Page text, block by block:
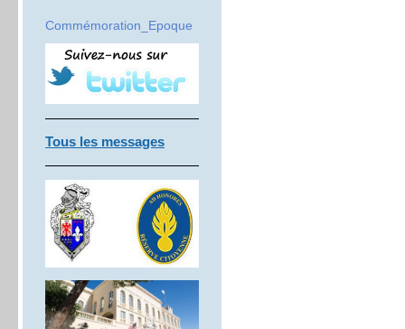
Commémoration_Epoque
Tous les messages